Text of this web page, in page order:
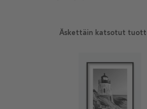
Äskettäin katsotut